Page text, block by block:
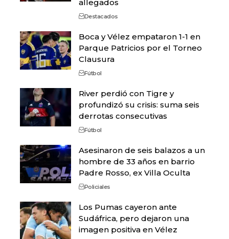
allegados
Destacados
Boca y Vélez empataron 1-1 en
Parque Patricios por el Torneo
Clausura
Fútbol
River perdió con Tigre y
profundizó su crisis: suma seis
derrotas consecutivas
Fútbol
Asesinaron de seis balazos a un
hombre de 33 años en barrio
Padre Rosso, ex Villa Oculta
Policiales
Los Pumas cayeron ante
Sudáfrica, pero dejaron una
imagen positiva en Vélez